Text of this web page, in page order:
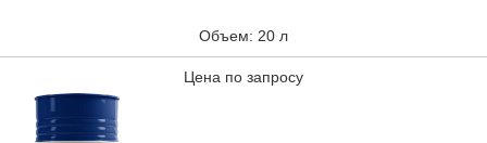
Объем: 20 л
Цена по запросу